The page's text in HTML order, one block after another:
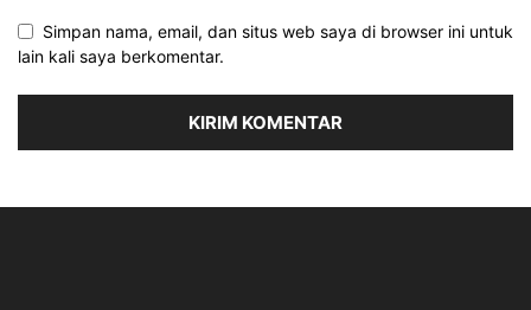
Simpan nama, email, dan situs web saya di browser ini untuk
lain kali saya berkomentar.